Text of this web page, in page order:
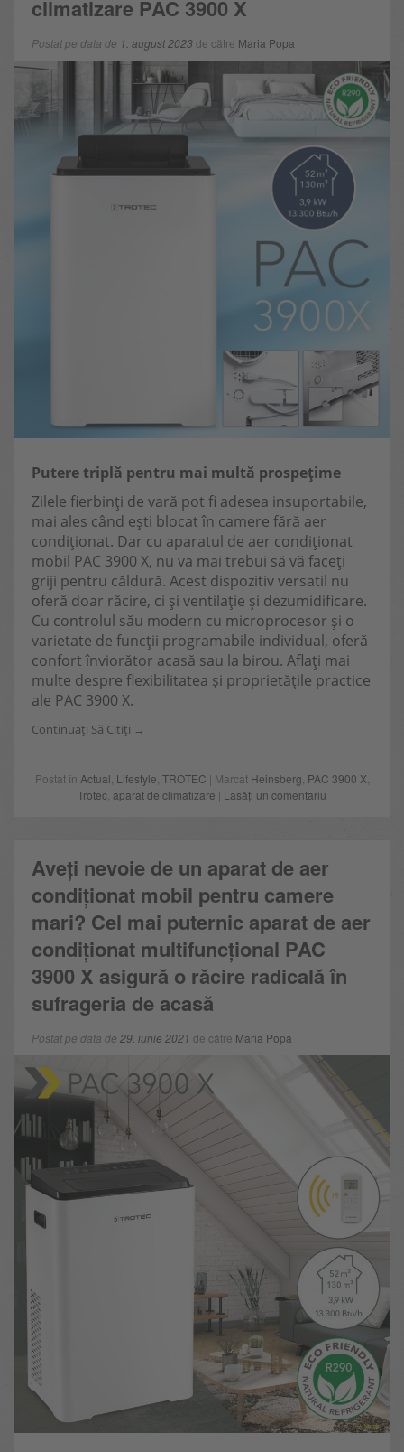
climatizare PAC 3900 X
Postat pe data de 1. august 2023de către Maria Popa
Putere triplă pentru mai multă prospețime
Zilele fierbinți de vară pot fi adesea insuportabile,
mai ales când ești blocat în camere fără aer
condiționat. Dar cu aparatul de aer condiționat
mobil PAC 3900 X, nu va mai trebui să vă faceți
griji pentru căldură. Acest dispozitiv versatil nu
oferă doar răcire, ci și ventilație și dezumidificare.
Cu controlul său modern cu microprocesor și o
varietate de funcții programabile individual, oferă
confort înviorător acasă sau la birou. Aflați mai
multe despre flexibilitatea și proprietățile practice
ale PAC 3900 X.
Continuați Să Citiți
Postat în Actual Lifestyle TROTEC | Marcat Heinsberg PAC 3900 X
Trotec aparat de climatizare | Lasăți un comentariu
Aveți nevoie de un aparat de aer
condiționat mobil pentru camere
mari? Cel mai puternic aparat de aer
condiționat multifuncțional PAC
3900 X asigură o răcire radicală în
sufrageria de acasă
Postat pe data de 29. iunie 2021 de către Maria Popa